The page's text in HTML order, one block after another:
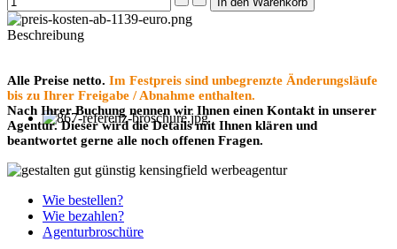
Beschreibung
Alle Preise netto. Im Festpreis sind unbegrenzte Änderungsläufe
bis zu Ihrer Freigabe / Abnahme enthalten.
Nach Ihrer Buchung nennen wir Ihnen einen Kontakt in unserer
Agentur. Dieser wird die Details mit Ihnen klären und
beantwortet gerne alle noch offenen Fragen.
Wie bestellen?
Wie bezahlen?
Agenturbroschüre